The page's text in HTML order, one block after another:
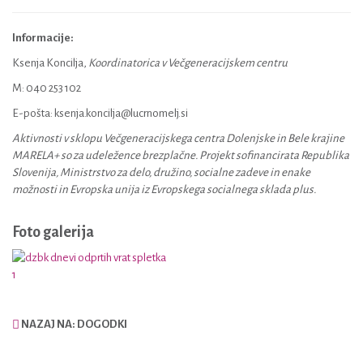
Informacije:
Ksenja Koncilja, Koordinatorica v Večgeneracijskem centru
M: 040 253 102
E-pošta: ksenja.koncilja@lucrnomelj.si
Aktivnosti v sklopu Večgeneracijskega centra Dolenjske in Bele krajine
MARELA+ so za udeležence brezplačne. Projekt sofinancirata Republika
Slovenija, Ministrstvo za delo, družino, socialne zadeve in enake
možnosti in Evropska unija iz Evropskega socialnega sklada plus.
Foto galerija
NAZAJ NA: DOGODKI